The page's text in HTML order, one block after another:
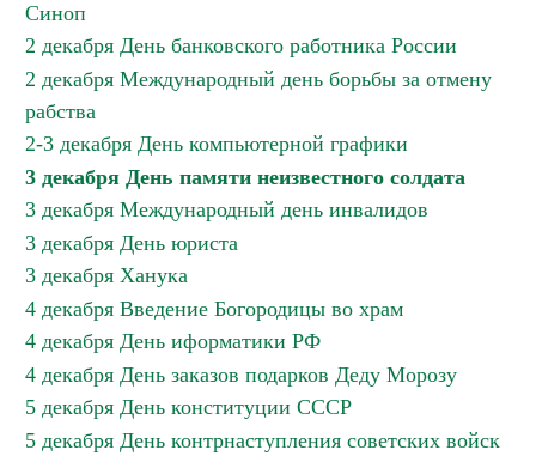
Синоп
2 декабря День банковского работника России
2 декабря Международный день борьбы за отмену
рабства
2-3 декабря День компьютерной графики
3 декабря День памяти неизвестного солдата
3 декабря Международный день инвалидов
3 декабря День юриста
3 декабря Ханука
4 декабря Введение Богородицы во храм
4 декабря День иформатики РФ
4 декабря День заказов подарков Деду Морозу
5 декабря День конституции СССР
5 декабря День контрнаступления советских войск